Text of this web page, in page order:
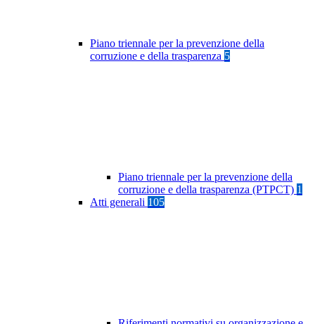
Piano triennale per la prevenzione della
corruzione e della trasparenza 5
Piano triennale per la prevenzione della
corruzione e della trasparenza (PTPCT) 1
Atti generali 105